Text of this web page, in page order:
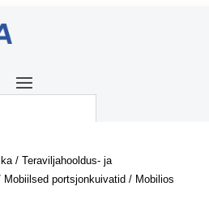
/Teraviljahooldus- ja
Mobiilsed portsjonkuivatid / Mobilios